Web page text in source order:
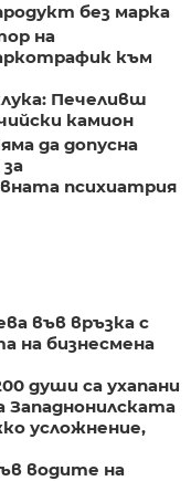
без марка
на
към
Печеливш
камион
да допусна
психиатрия
във връзка с
на бизнесмена
души са ухапани
Западнонилската
усложнение,
водите на